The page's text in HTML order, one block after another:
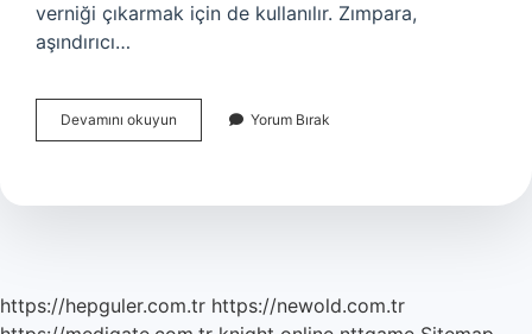
verniği çıkarmak için de kullanılır. Zımpara,
aşındırıcı…
Devamını okuyun Zımpara
Ne
Yorum Bırak
https://hepguler.com.tr https://newold.com.tr